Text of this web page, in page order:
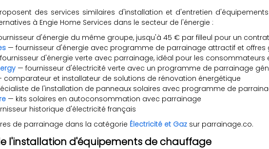
des services similaires d'installation et d'entretien
à Engie Home Services dans le secteur de l'énergie :
d'énergie du même groupe, jusqu'à 45 € par filleul pour un
— fournisseur d'énergie avec programme de parrainage attractif et
d'énergie verte avec parrainage, idéal pour les consommateurs
— fournisseur d'électricité verte avec un programme de parrainage
comparateur et installateur de solutions de rénovation énergétique
de l'installation de panneaux solaires avec programme de
— kits solaires en autoconsommation avec parrainage
historique d'électricité français
de parrainage dans la catégorie Électricité et Gaz sur parrainage.co.
l'installation d'équipements de chauffage